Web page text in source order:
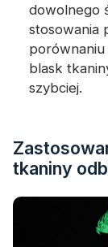
dowolnego
stosowania
blask
szybciej.
tkaniny